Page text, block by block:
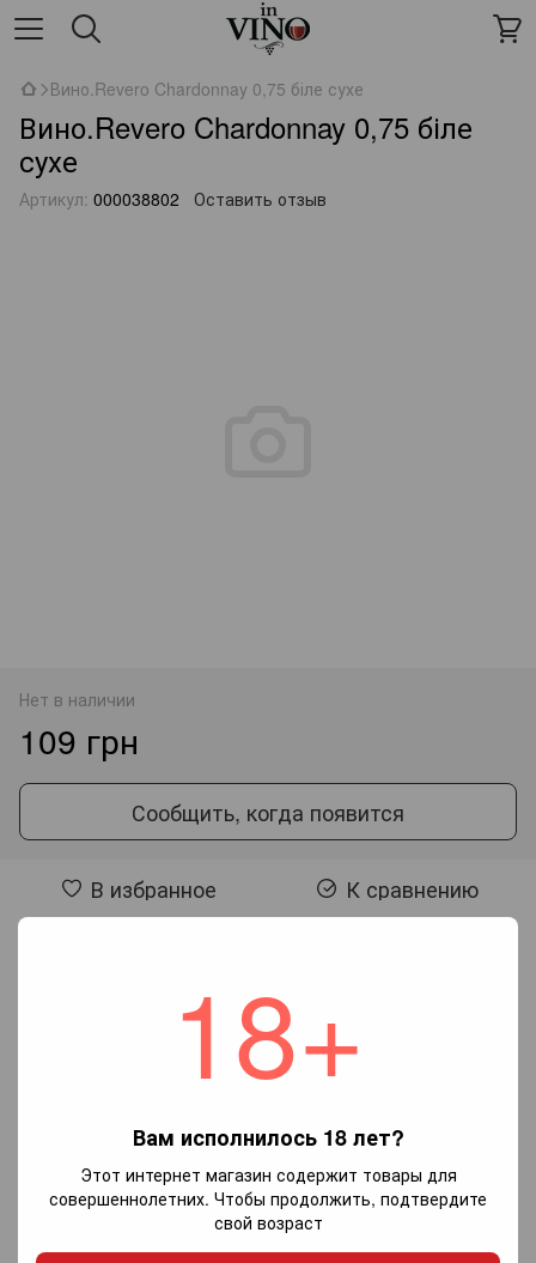
18+
Вам исполнилось 18 лет?
Этот интернет магазин содержит товары для
совершеннолетних. Чтобы продолжить, подтвердите
свой возраст
Вино.Revero Chardonnay 0,75 біле сухе
Вино.Revero Chardonnay 0,75 біле
сухе
Артикул: 000038802 Оставить отзыв
Нет в наличии
109 грн
Сообщить, когда появится
В избранное К сравнению
Добавьте первый отзыв
Написать отзыв